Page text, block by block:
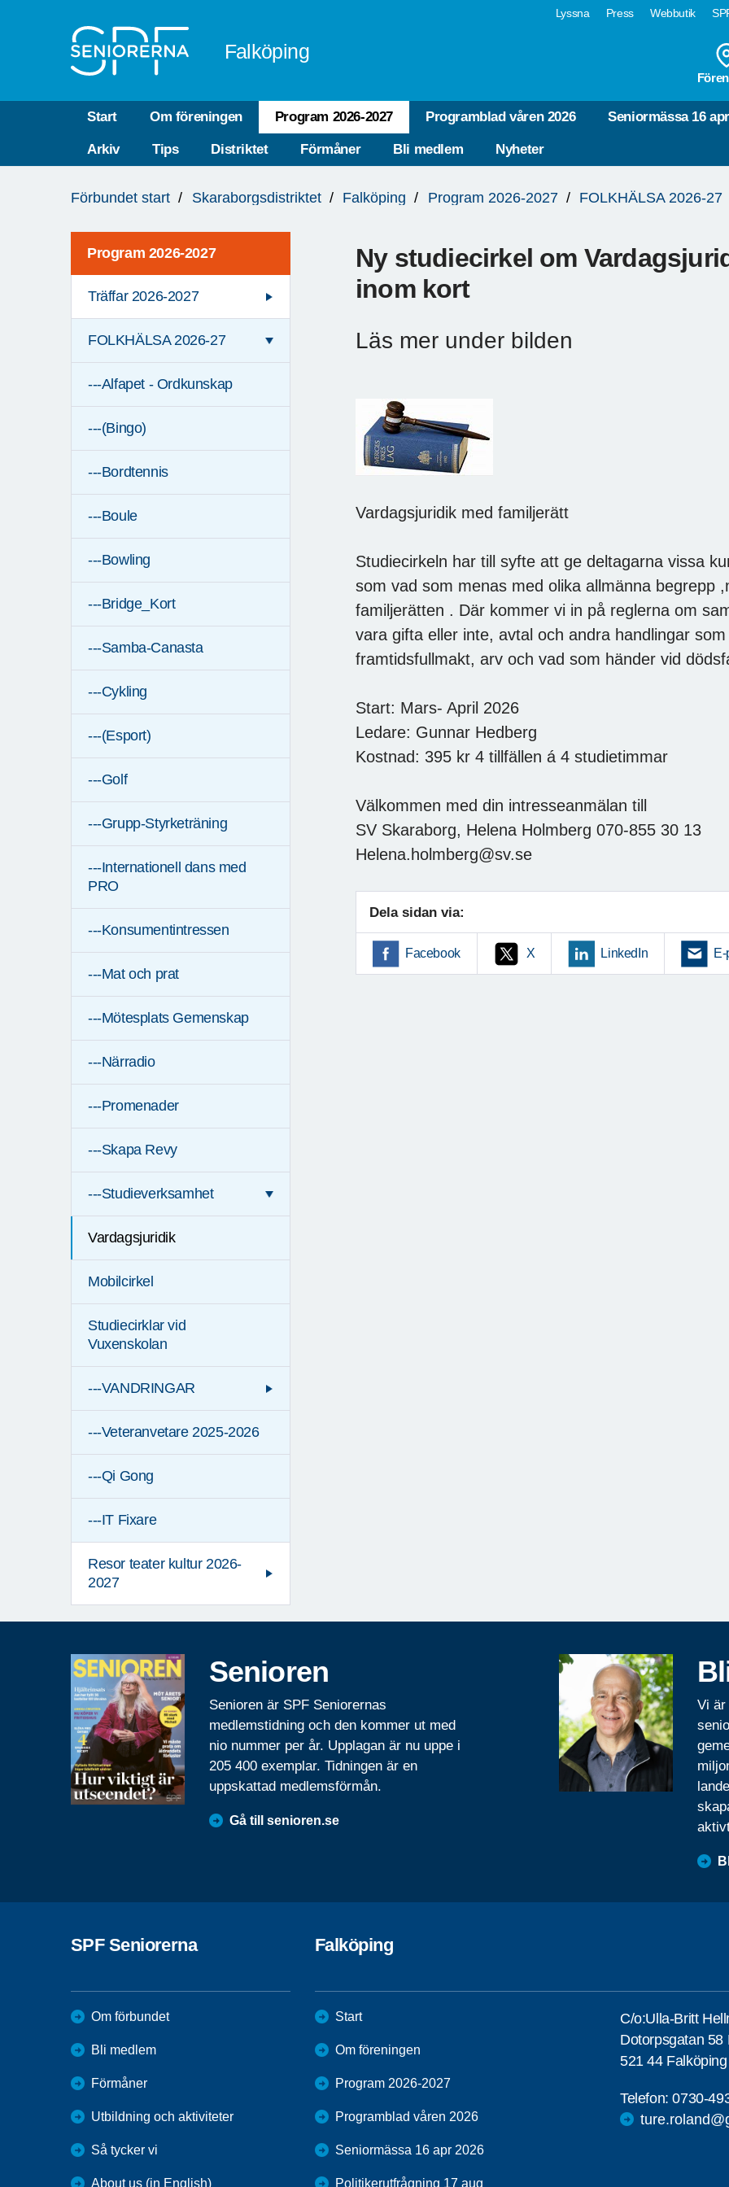
Lyssna Press Webbutik
Falköping
Start Om föreningen Program 2026-2027 Programblad våren 2026 Seniormässa 16
Arkiv Tips Distriktet Förmåner Bli medlem Nyheter
är
Förbundet start Skaraborgsdistriktet Falköping Program 2026-2027 FOLKHÄLSA 2026-27
Program 2026-2027
Träffar 2026-2027
FOLKHÄLSA 2026-27
---Alfapet - Ordkunskap
---(Bingo)
---Bordtennis
---Boule
---Bowling
---Bridge_Kort
---Samba-Canasta
---Cykling
---(Esport)
---Golf
---Grupp-Styrketräning
---Internationell dans med
PRO
---Konsumentintressen
---Mat och prat
---Mötesplats Gemenskap
---Närradio
---Promenader
---Skapa Revy
---Studieverksamhet
Vardagsjuridik
Mobilcirkel
Studiecirklar vid
Vuxenskolan
---VANDRINGAR
---Veteranvetare 2025-2026
---Qi Gong
---IT Fixare
Resor teater kultur 2026-
2027
Ny studiecirkel om
inom kort
Läs mer under bilden
Vardagsjuridik med familjerätt
Studiecirkeln har till syfte att ge deltagarna vissa
som vad som menas med olika allmänna begrepp
familjerätten . Där kommer vi in på reglerna om
vara gifta eller inte, avtal och andra handlingar
framtidsfullmakt, arv och vad som händer vid
Start: Mars- April 2026
Ledare: Gunnar Hedberg
Kostnad: 395 kr 4 tillfällen á 4 studietimmar
Välkommen med din intresseanmälan till
SV Skaraborg, Helena Holmberg 070-855 30 13
Helena.holmberg@sv.se
Dela sidan via:
Facebook X LinkedIn
Senioren
Senioren är SPF Seniorernas
medlemstidning och den kommer ut med
nio nummer per år. Upplagan är nu uppe i
205 400 exemplar. Tidningen är en
uppskattad medlemsförmån.
Gå till senioren.se
Vi är
SPF Seniorerna
Om förbundet
Bli medlem
Förmåner
Utbildning och aktiviteter
Så tycker vi
About us (in English)
Falköping
Start
Om föreningen
Program 2026-2027
Programblad våren 2026
Seniormässa 16 apr 2026
Politikerutfrågning 17 aug
C/o:Ulla-Britt
Dotorpsgatan 58
521 44 Falköping
Telefon:0730-